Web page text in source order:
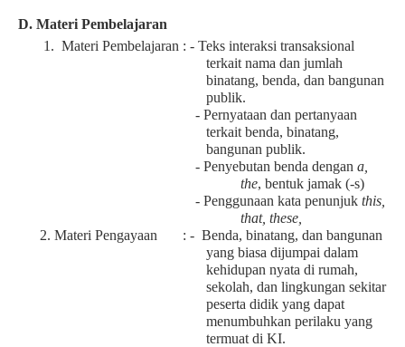
D. Materi Pembelajaran
1. Materi Pembelajaran : - Teks interaksi transaksional
terkait nama dan jumlah
binatang, benda, dan bangunan
publik.
- Pernyataan dan pertanyaan
terkait benda, binatang,
bangunan publik.
- Penyebutan benda dengan a,
the, bentuk jamak (-s)
- Penggunaan kata penunjuk this,
that, these,
2. Materi Pengayaan : - Benda, binatang, dan bangunan
yang biasa dijumpai dalam
kehidupan nyata di rumah,
sekolah, dan lingkungan sekitar
peserta didik yang dapat
menumbuhkan perilaku yang
termuat di KI.